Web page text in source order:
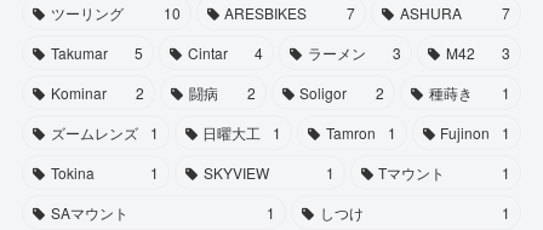
ツーリング
10 ARESBIKES 7 ASHURA
7
Takumar
5 Cintar 4 ラーメン 3 M42
3
Kominar
2 闘病 2 Soligor 2 種蒔き
1
ズームレンズ
1 日曜大工 1 Tamron 1 Fujinon
1
Tokina
1 SKYVIEW 1 Tマウント
1
SAマウント
1 しつけ 1